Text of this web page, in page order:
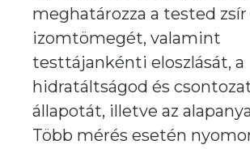
meghatározza a tested zsír
izomtömegét, valamint
testtájankénti eloszlását, a
hidratáltságod és
állapotát, illetve az
Több mérés esetén